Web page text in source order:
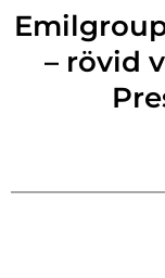
– rövid